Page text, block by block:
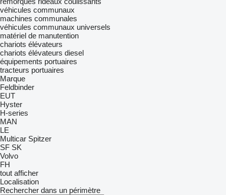
véhicules communaux
machines communales
véhicules communaux universels
matériel de manutention
chariots élévateurs
chariots élévateurs diesel
équipements portuaires
tracteurs portuaires
Marque
Feldbinder
EUT
Hyster
H-series
MAN
LE
Multicar Spitzer
SF SK
Volvo
FH
tout afficher
Localisation
Rechercher dans un périmètre